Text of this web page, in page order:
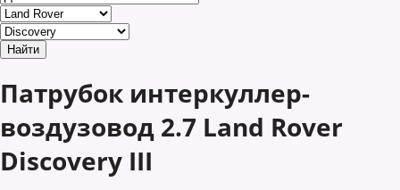
Патрубок интеркуллер-
воздузовод 2.7 Land Rover
Discovery III